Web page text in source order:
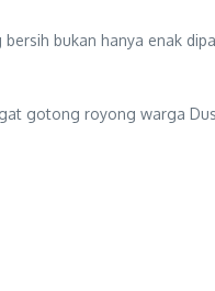
bukan hanya enak
gotong royong warga